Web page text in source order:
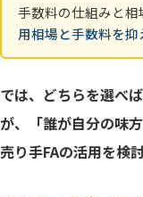
手数料の仕組みと相
用相場と手数料を
では、どちらを選べ
が、「誰が自分の味
売り手FAの活用を検